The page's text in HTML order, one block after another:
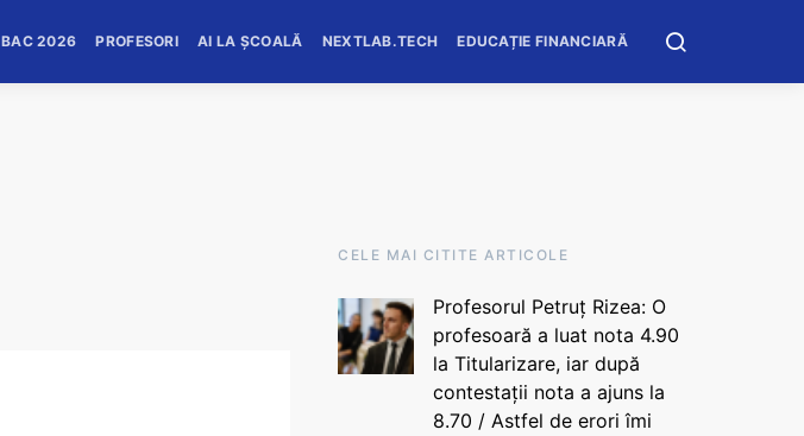
BAC 2026 PROFESORI AI LA ȘCOALĂ NEXTLAB.TECH EDUCAȚIE FINANCIARĂ
CELE MAI CITITE ARTICOLE
Profesorul Petruț Rizea: O
profesoară a luat nota 4.90
la Titularizare, iar după
contestații nota a ajuns la
8.70 / Astfel de erori îmi